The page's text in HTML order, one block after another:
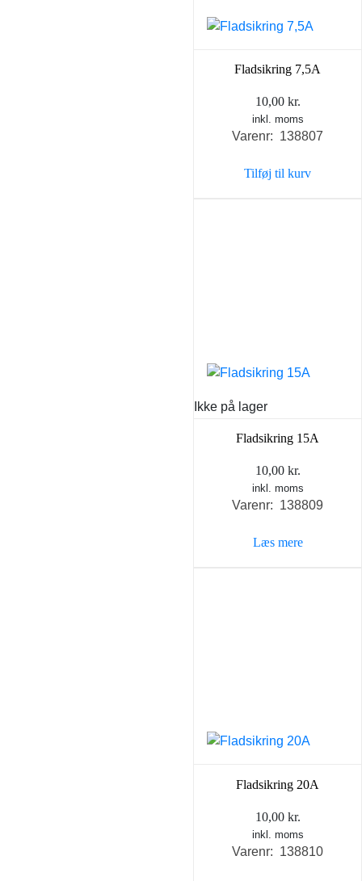
Fladsikring 7,5A
10,00 kr.
inkl. moms
Varenr: 138807
Tilføj til kurv
Ikke på lager
Fladsikring 15A
10,00 kr.
inkl. moms
Varenr: 138809
Læs mere
Fladsikring 20A
10,00 kr.
inkl. moms
Varenr: 138810